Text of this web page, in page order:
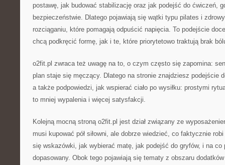
postawę, jak budować stabilizację oraz jak podejść do ćwiczeń,
bezpieczeństwie. Dlatego pojawiają się wątki typu pilates i
rozciąganiu, które pomagają odpuścić napięcia. To podejście
chcą podkręcić formę, jak i te, które priorytetowo traktują brak
o2fit.pl zwraca też uwagę na to, o czym często się zapomina:
plan staje się męczący. Dlatego na stronie znajdziesz podejście
a także podpowiedzi, jak wspierać ciało po wysiłku: prostymi
to mniej wypalenia i więcej satysfakcji.
Kolejną mocną stroną o2fit.pl jest dział związany ze
musi kupować pół siłowni, ale dobrze wiedzieć, co faktycznie
się wskazówki, jak wybierać matę, jak podejść do gryfów, i na co
dopasowany. Obok tego pojawiają się tematy z obszaru